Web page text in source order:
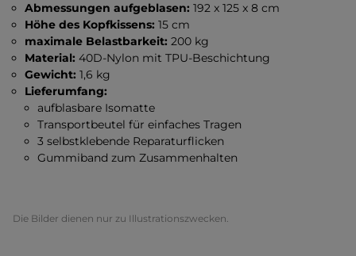
Abmessungen aufgeblasen: 192 x 125 x 8 cm
Höhe des Kopfkissens: 15 cm
maximale Belastbarkeit: 200 kg
Material: 40D-Nylon mit TPU-Beschichtung
Gewicht: 1,6 kg
Lieferumfang:
aufblasbare Isomatte
Transportbeutel für einfaches Tragen
3 selbstklebende Reparaturflicken
Gummiband zum Zusammenhalten
Die Bilder dienen nur zu Illustrationszwecken.